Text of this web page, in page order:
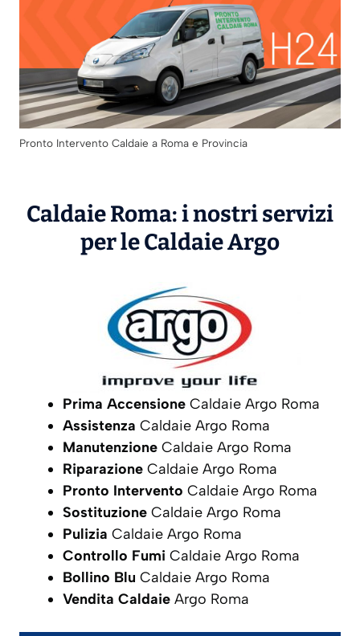
Pronto Intervento Caldaie a Roma e Provincia
Caldaie Roma: i nostri servizi
per le CaldaieArgo
Prima Accensione Caldaie Argo Roma
Assistenza Caldaie Argo Roma
Manutenzione Caldaie Argo Roma
Riparazione Caldaie Argo Roma
Pronto Intervento Caldaie Argo Roma
Sostituzione Caldaie Argo Roma
Pulizia Caldaie Argo Roma
Controllo Fumi Caldaie Argo Roma
Bollino Blu Caldaie Argo Roma
Vendita Caldaie Argo Roma